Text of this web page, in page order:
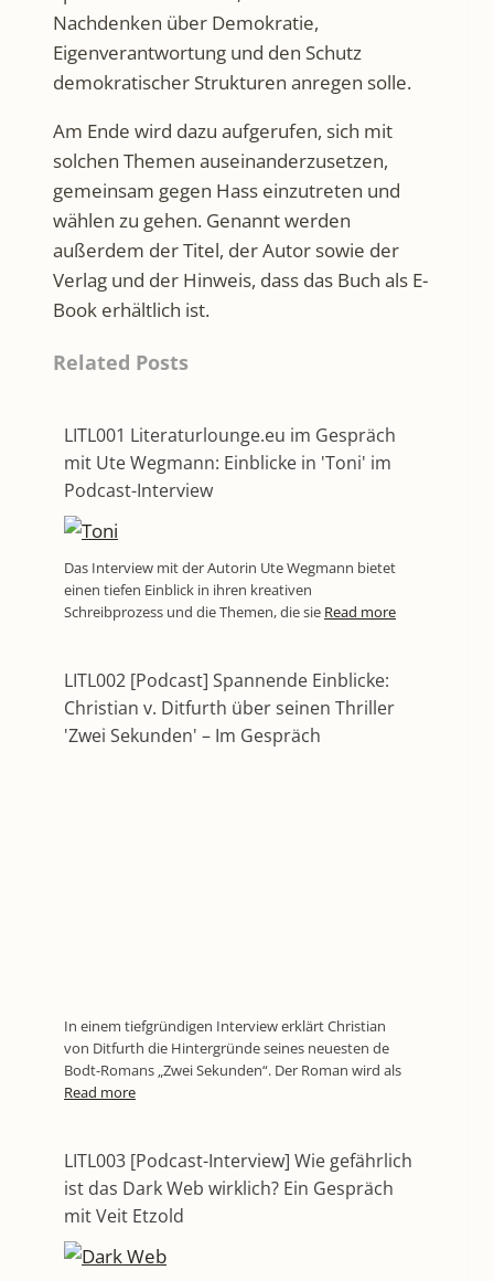
Nachdenken über Demokratie,
Eigenverantwortung und den Schutz
demokratischer Strukturen anregen solle.
Am Ende wird dazu aufgerufen, sich mit
solchen Themen auseinanderzusetzen,
gemeinsam gegen Hass einzutreten und
wählen zu gehen. Genannt werden
außerdem der Titel, der Autor sowie der
Verlag und der Hinweis, dass das Buch als E-
Book erhältlich ist.
Related Posts
LITL001 Literaturlounge.eu im Gespräch
mit Ute Wegmann: Einblicke in 'Toni' im
Podcast-Interview
Das Interview mit der Autorin Ute Wegmann bietet
einen tiefen Einblick in ihren kreativen
Schreibprozess und die Themen, die sie Read more
LITL002 [Podcast] Spannende Einblicke:
Christian v. Ditfurth über seinen Thriller
'Zwei Sekunden' – Im Gespräch
In einem tiefgründigen Interview erklärt Christian
von Ditfurth die Hintergründe seines neuesten de
Bodt-Romans „Zwei Sekunden“. Der Roman wird als
Read more
LITL003 [Podcast-Interview] Wie gefährlich
ist das Dark Web wirklich? Ein Gespräch
mit Veit Etzold